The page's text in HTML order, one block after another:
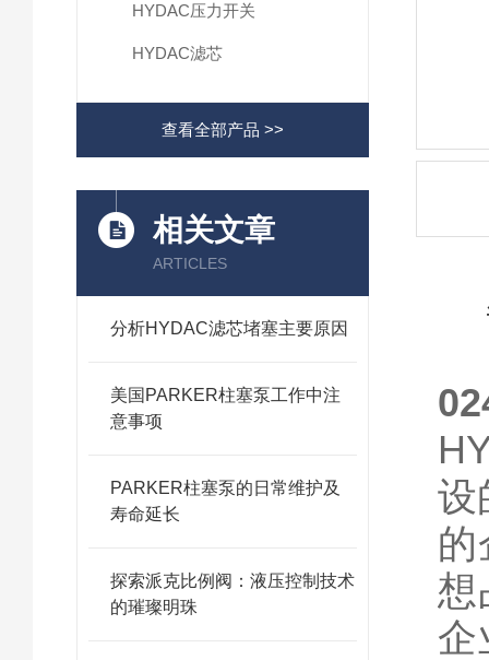
HYDAC压力开关
HYDAC滤芯
查看全部产品 >>
相关文章
ARTICLES
分析HYDAC滤芯堵塞主要原因
美国PARKER柱塞泵工作中注
意事项
PARKER柱塞泵的日常维护及
寿命延长
探索派克比例阀：液压控制技术
的璀璨明珠
设
的
想
企